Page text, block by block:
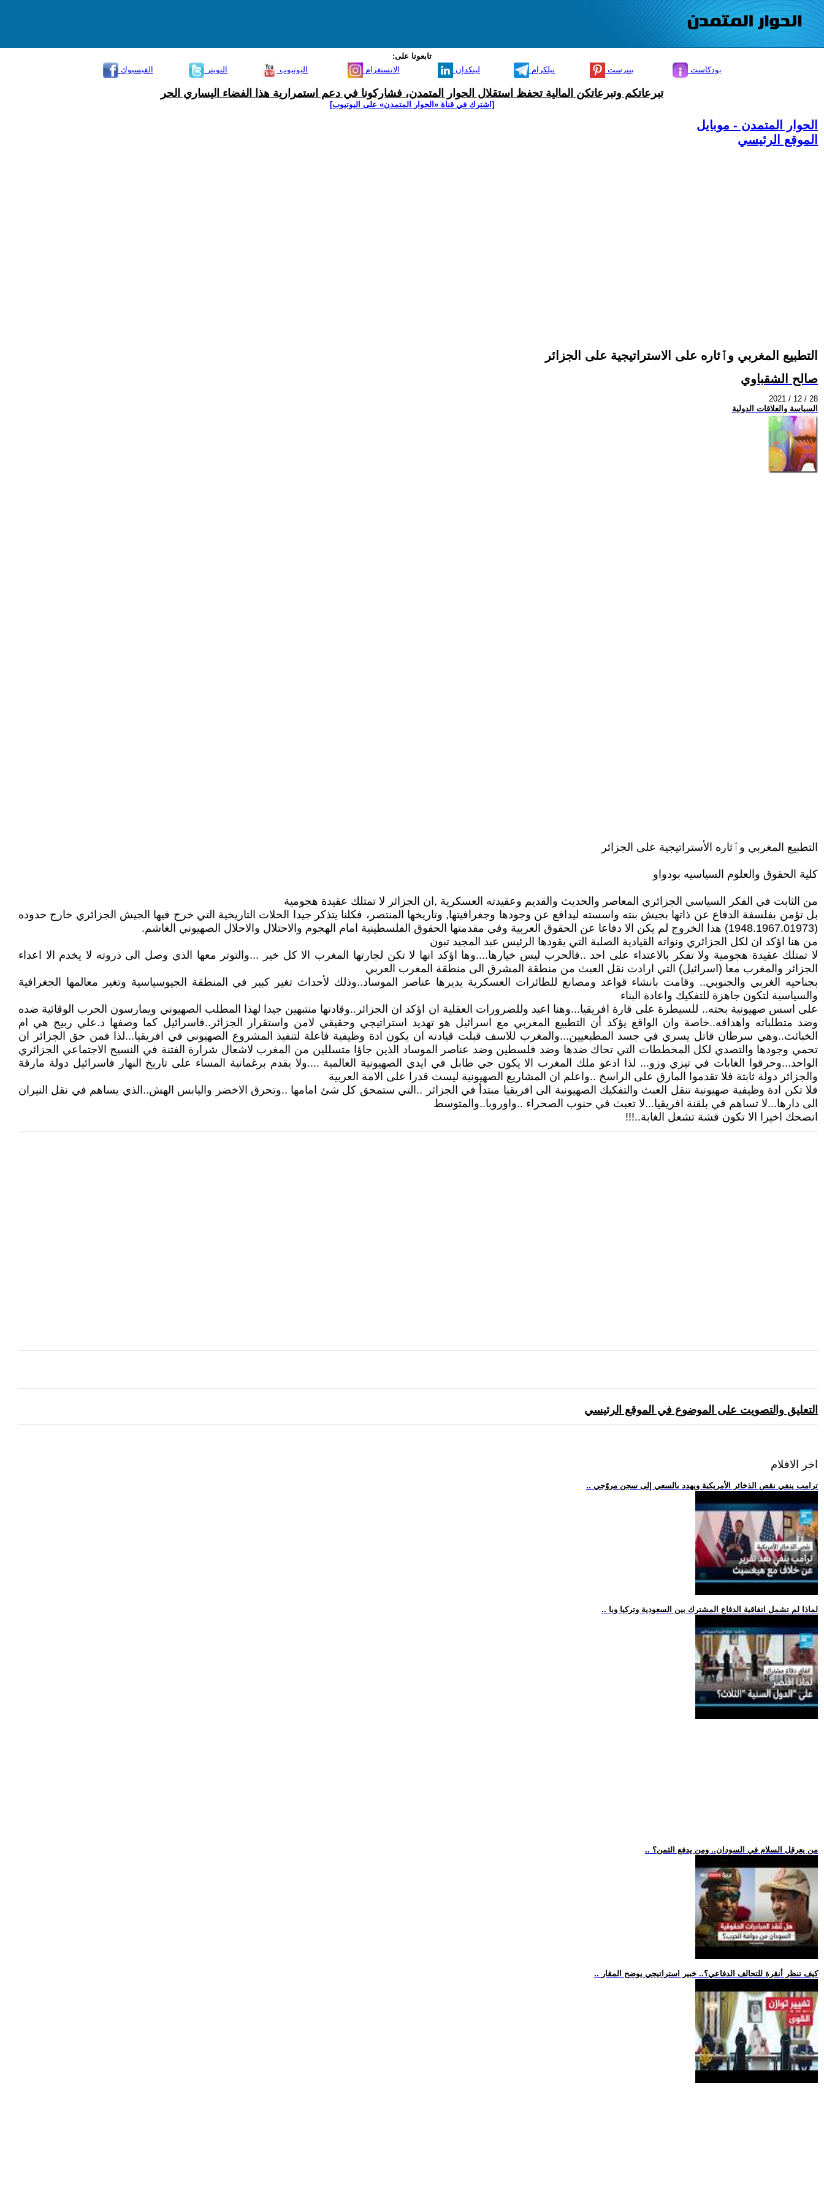
تابعونا على:
الفيسبوك
التويتر اليوتيوب الانستغرام لينكدإن تيلكرام بنترست بودكاست
تبرعاتكم وتبرعاتكن المالية تحفظ استقلال الحوار المتمدن، فشاركونا في دعم استمرارية هذا الفضاء اليساري الحر
[اشترك في قناة ‫«الحوار المتمدن» على اليوتيوب]
الحوار المتمدن - موبايل
الموقع الرئيسي
التطبيع المغربي وٱثاره على الاستراتيجية على الجزائر
صالح الشقباوي
2021 / 12 / 28
السياسة والعلاقات الدولية
التطبيع المغربي وٱثاره الأستراتيجية على الجزائر
كلية الحقوق والعلوم السياسيه بودواو
من الثابت في الفكر السياسي الجزائري المعاصر والحديث والقديم وعقيدته العسكرية ,ان الجزائر لا تمتلك عقيدة هجومية
بل تؤمن بفلسفة الدفاع عن ذاتها بجيش بنته واسسته ليدافع عن وجودها وجغرافيتها, وتاريخها المنتصر، فكلنا يتذكر جيدا الحلات التاريخية التي خرج فيها الجيش الجزائري خارج حدوده
(1948.1967.01973) هذا الخروج لم يكن الا دفاعا عن الحقوق العربية وفي مقدمتها الحقوق الفلسطينية امام الهجوم والاحتلال والاحلال الصهيوني الغاشم.
من هنا اؤكد ان لكل الجزائري ونواته القيادية الصلبة التي يقودها الرئيس عبد المجيد تبون
لا تمتلك عقيدة هجومية ولا تفكر بالاعتداء على احد ..فالحرب ليس خيارها....وها اؤكد انها لا تكن لجارتها المغرب الا كل خير ...والتوتر معها الذي وصل الى ذروته لا يخدم الا اعداء
الجزائر والمغرب معا (اسرائيل) التي ارادت نقل العبث من منطقة المشرق الى منطقة المغرب العربي
بجناحيه الغربي والجنوبي.. وقامت بانشاء قواعد ومصانع للطائرات العسكرية يديرها عناصر الموساد..وذلك لأحداث تغير كبير في المنطقة الجيوسياسية وتغير معالمها الجغرافية
والسياسية لتكون جاهزة للتفكيك واعادة البناء
على اسس صهيونية بحته.. للسيطرة على قارة افريقيا...وهنا اعيد وللضرورات العقلية ان اؤكد ان الجزائر..وقادتها منتبهين جيدا لهذا المطلب الصهيوني ويمارسون الحرب الوقائية ضده
وضد متطلباته واهدافه..خاصة وان الواقع يؤكد أن التطبيع المغربي مع اسرائيل هو تهديد استراتيجي وحقيقي لامن واستقرار الجزائر..فاسرائيل كما وصفها د.علي ربيج هي ام
الخبائث..وهي سرطان قاتل يسري في جسد المطبعيين...والمغرب للاسف قبلت قيادته ان يكون ادة وظيفية فاعلة لتنفيذ المشروع الصهيوني في افريقيا...لذا فمن حق الجزائر ان
تحمي وجودها والتصدي لكل المخططات التي تحاك ضدها وضد فلسطين وضد عناصر الموساد الذين جاؤا متسللين من المغرب لاشعال شرارة الفتنة في النسيج الاجتماعي الجزائري
الواحد...وحرقوا الغابات في تيزي وزو... لذا ادعو ملك المغرب الا يكون جي طابل في ايدي الصهيونية العالمية ....ولا يقدم برغماتية المساء على تاريخ النهار فاسرائيل دولة مارقة
والجزائر دولة ثابتة فلا تقدموا المارق على الراسخ ..واعلم ان المشاريع الصهيونية ليست قدرا على الامة العربية
فلا تكن ادة وظيفية صهيونية تنقل العبث والتفكيك الصهيونية الى افريقيا مبتدأ في الجزائر ..التي ستمحق كل شئ امامها ..وتحرق الاخضر واليابس الهش..الذي يساهم في نقل النيران
الى دارها...لا تساهم في بلقنة افريقيا...لا تعبث في حنوب الصحراء ..واوروبا..والمتوسط
انصحك اخيرا الا تكون قشة تشعل الغابة..!!!
التعليق والتصويت على الموضوع في الموقع الرئيسي
اخر الافلام
.. ترامب ينفي نقص الذخائر الأمريكية ويهدد بالسعي إلى سجن مروّجي
.. لماذا لم تشمل اتفاقية الدفاع المشترك بين السعودية وتركيا وبا
.. من يعرقل السلام في السودان.. ومن يدفع الثمن؟
.. كيف تنظر أنقرة للتحالف الدفاعي؟.. خبير استراتيجي يوضح المقار